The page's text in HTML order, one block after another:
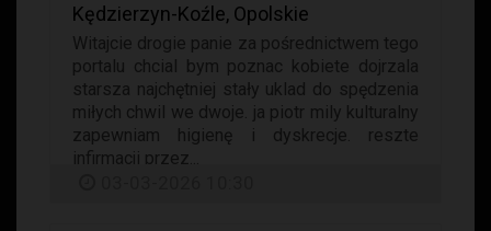
Kędzierzyn-Koźle, Opolskie
Witajcie drogie panie za pośrednictwem tego
portalu chcial bym poznac kobiete dojrzala
starsza najchętniej stały uklad do spędzenia
miłych chwil we dwoje. ja piotr mily kulturalny
zapewniam higienę i dyskrecje. reszte
infirmacji przez...